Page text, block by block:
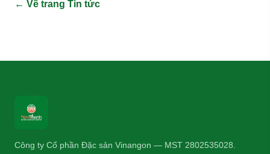
← Về trang Tin tức
Công ty Cổ phần Đặc sản Vinangon — MST 2802535028.